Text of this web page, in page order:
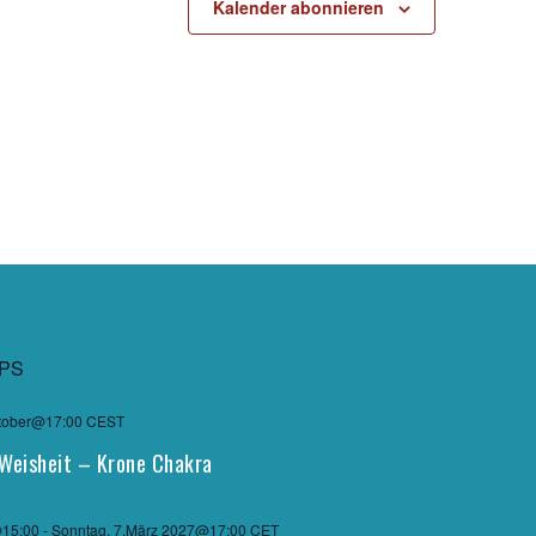
Kalender abonnieren
CEST
– Krone Chakra
-Sonntag, 7.März 2027@17:00 CET